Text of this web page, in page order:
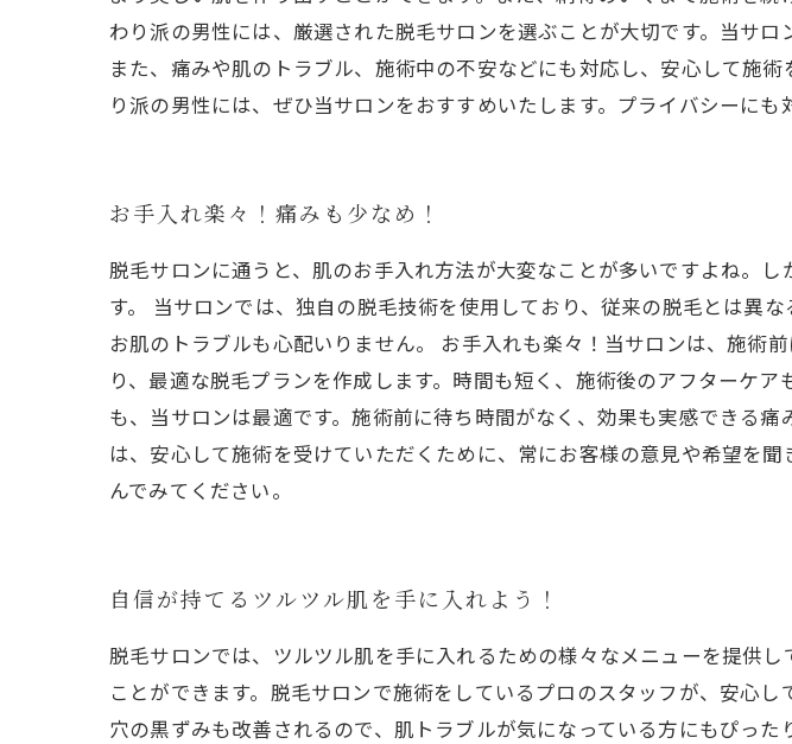
わり派の男性には、厳選された脱毛サロンを選ぶことが大切です。当サ
また、痛みや肌のトラブル、施術中の不安などにも対応し、安心して施
り派の男性には、ぜひ当サロンをおすすめいたします。プライバシーに
お手入れ楽々！痛みも少なめ！
脱毛サロンに通うと、肌のお手入れ方法が大変なことが多いですよね。
す。 当サロンでは、独自の脱毛技術を使用しており、従来の脱毛とは異
お肌のトラブルも心配いりません。 お手入れも楽々！当サロンは、施術
り、最適な脱毛プランを作成します。時間も短く、施術後のアフターケ
も、当サロンは最適です。施術前に待ち時間がなく、効果も実感できる
は、安心して施術を受けていただくために、常にお客様の意見や希望を
んでみてください。
自信が持てるツルツル肌を手に入れよう！
脱毛サロンでは、ツルツル肌を手に入れるための様々なメニューを提供
ことができます。脱毛サロンで施術をしているプロのスタッフが、安心
穴の黒ずみも改善されるので、肌トラブルが気になっている方にもぴっ